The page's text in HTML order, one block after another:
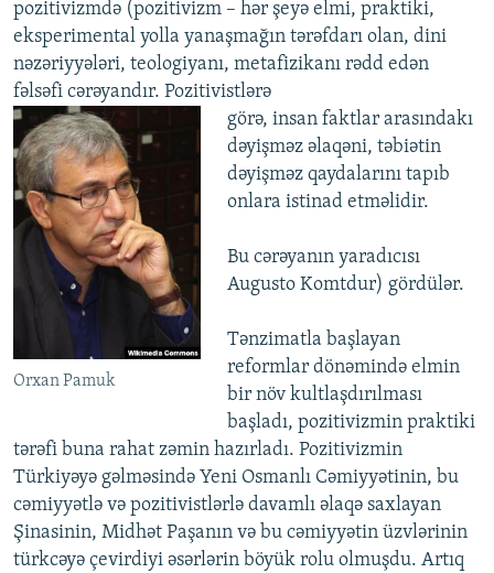
pozitivizmdə (pozitivizm – hər şeyə elmi, praktiki,
eksperimental yolla yanaşmağın tərəfdarı olan, dini
nəzəriyyələri, teologiyanı, metafizikanı rədd edən
fəlsəfi cərəyandır. Pozitivistlərə
Orxan Pamuk
görə, insan faktlar arasındakı
dəyişməz əlaqəni, təbiətin
dəyişməz qaydalarını tapıb
onlara istinad etməlidir.
Bu cərəyanın yaradıcısı
Augusto Komtdur) gördülər.
Tənzimatla başlayan
reformlar dönəmində elmin
bir növ kultlaşdırılması
başladı, pozitivizmin praktiki
tərəfi buna rahat zəmin hazırladı. Pozitivizmin
Türkiyəyə gəlməsində Yeni Osmanlı Cəmiyyətinin, bu
cəmiyyətlə və pozitivistlərlə davamlı əlaqə saxlayan
Şinasinin, Midhət Paşanın və bu cəmiyyətin üzvlərinin
türkcəyə çevirdiyi əsərlərin böyük rolu olmuşdu. Artıq